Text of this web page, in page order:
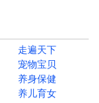
走遍天下
宠物宝贝
养身保健
养儿育女